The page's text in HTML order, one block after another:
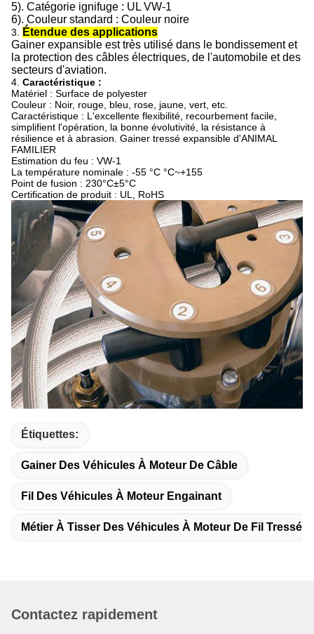
5). Catégorie ignifuge : UL VW-1
6). Couleur standard : Couleur noire
3.
Étendue des applications
Gainer expansible est très utilisé dans le bondissement et
la protection des câbles électriques, de l'automobile et des
secteurs d'aviation.
4. Caractéristique :
Matériel : Surface de polyester
Couleur : Noir, rouge, bleu, rose, jaune, vert, etc.
Caractéristique : L'excellente flexibilité, recourbement facile,
simplifient l'opération, la bonne évolutivité, la résistance à
résilience et à abrasion. Gainer tressé expansible d'ANIMAL
FAMILIER
Estimation du feu : VW-1
La température nominale : -55 °C °C~+155
Point de fusion : 230°C±5°C
Certification de produit : UL, RoHS
Étiquettes:
Gainer Des Véhicules À Moteur De Câble
Fil Des Véhicules À Moteur Engainant
Métier À Tisser Des Véhicules À Moteur De Fil Tressé
Contactez rapidement